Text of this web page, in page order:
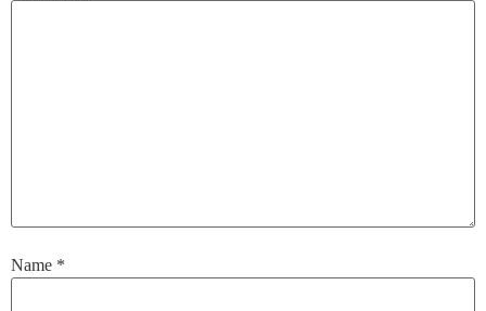
Name *